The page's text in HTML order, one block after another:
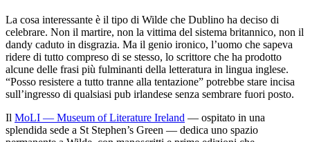
La cosa interessante è il tipo di Wilde che Dublino ha deciso di
celebrare. Non il martire, non la vittima del sistema britannico, non il
dandy caduto in disgrazia. Ma il genio ironico, l’uomo che sapeva
ridere di tutto compreso di se stesso, lo scrittore che ha prodotto
alcune delle frasi più fulminanti della letteratura in lingua inglese.
“Posso resistere a tutto tranne alla tentazione” potrebbe stare incisa
sull’ingresso di qualsiasi pub irlandese senza sembrare fuori posto.
Il MoLI — Museum of Literature Ireland — ospitato in una
splendida sede a St Stephen’s Green — dedica uno spazio